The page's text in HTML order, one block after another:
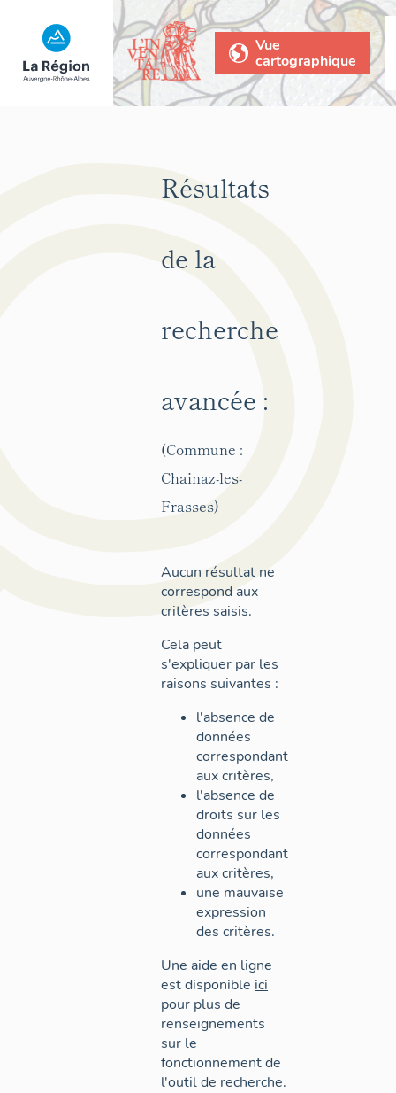
Vue
cartographique
Résultats
de la
recherche
avancée :
(Commune :
Chainaz-les-
Frasses)
Aucun résultat ne
correspond aux
critères saisis.
Cela peut
s'expliquer par les
raisons suivantes :
l'absence de
données
correspondant
aux critères,
l'absence de
droits sur les
données
correspondant
aux critères,
une mauvaise
expression
des critères.
Une aide en ligne
est disponible ici
pour plus de
renseignements
sur le
fonctionnement de
l'outil de recherche.